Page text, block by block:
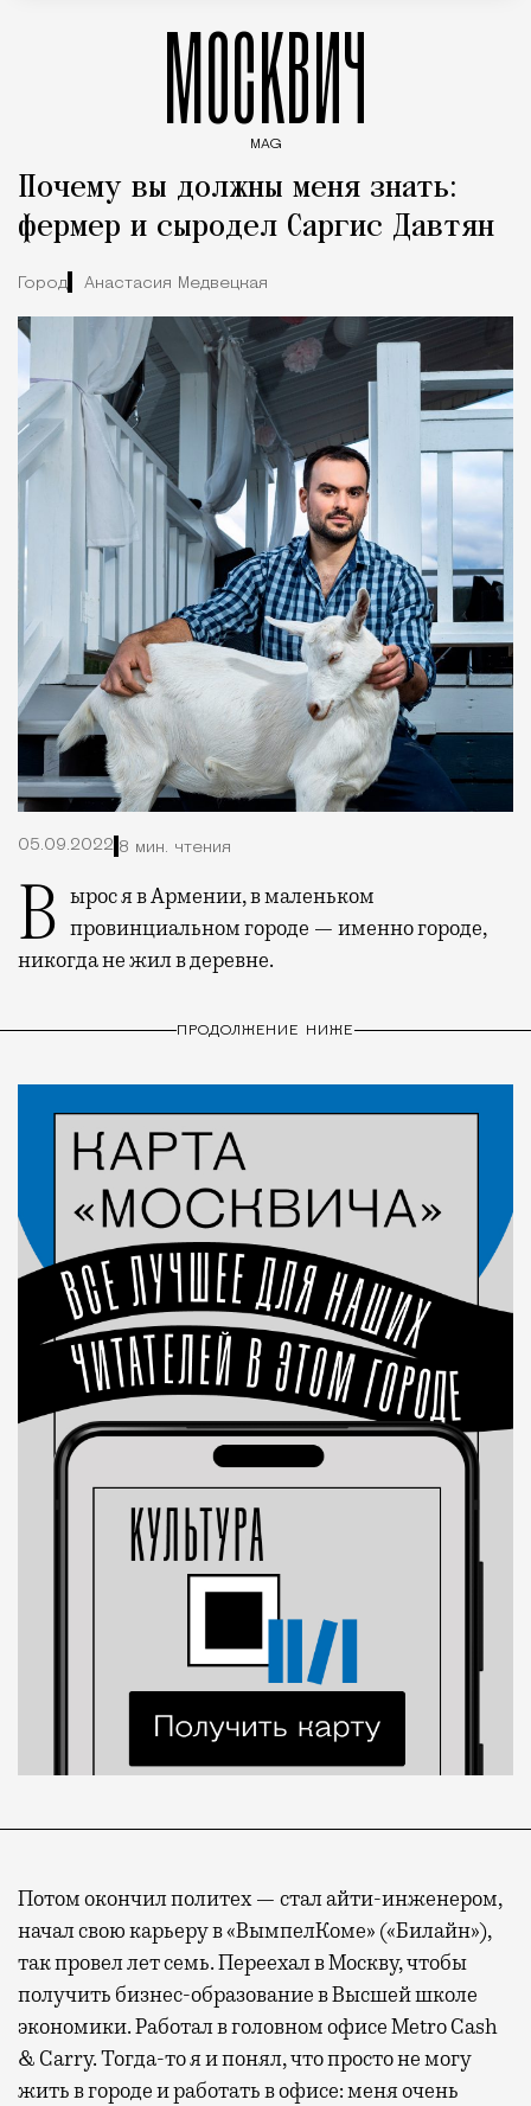
МОСКВИЧ
MAG
Почему вы должны меня знать:
фермер и сыродел Саргис Давтян
Город Анастасия Медвецкая
05.09.2022 8 мин. чтения
Вырос я в Армении, в маленьком провинциальном городе — именно городе,
никогда не жил в деревне.
ПРОДОЛЖЕНИЕ НИЖЕ
Потом окончил политех — стал айти-инженером,
начал свою карьеру в «ВымпелКоме» («Билайн»),
так провел лет семь. Переехал в Москву, чтобы
получить бизнес-образование в Высшей школе
экономики. Работал в головном офисе Metro Cash
& Carry. Тогда-то я и понял, что просто не могу
жить в городе и работать в офисе: меня очень